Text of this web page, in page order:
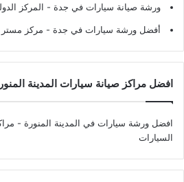
ورشة صيانة سيارات في جدة - المركز
أفضل ورشة سيارات في جدة - مركز مستر
افضل مراكز صيانة سيارات المدينة
افضل ورشة سيارات في المدينة المنورة -
السيارات